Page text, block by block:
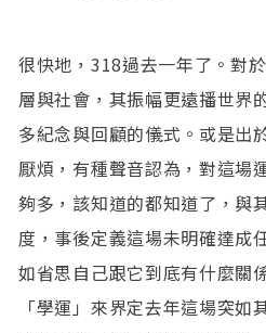
很快地，318過去一年了。對
層與社會，其振幅更遠播世界
多紀念與回顧的儀式。或是出
厭煩，有種聲音認為，對這場
夠多，該知道的都知道了，與
度，事後定義這場未明確達成
如省思自己跟它到底有什麼關
「學運」來界定去年這場突如